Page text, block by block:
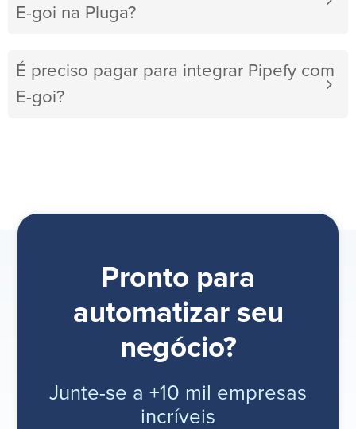
E-goi na Pluga?
É preciso pagar para integrar Pipefy com
E-goi?
Pronto para
automatizar seu
negócio?
Junte-se a +10 mil empresas
incríveis